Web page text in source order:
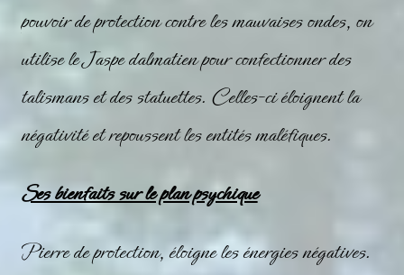
pouvoir de protection contre les mauvaises ondes, on
utilise leJaspedalmatien pour confectionner des
talismans et des statuettes. Celles-ci éloignent la
négativité et repoussent les entités maléfiques.
Ses bienfaits sur le plan psychique
Pierre de protection, éloigne les énergies négatives.